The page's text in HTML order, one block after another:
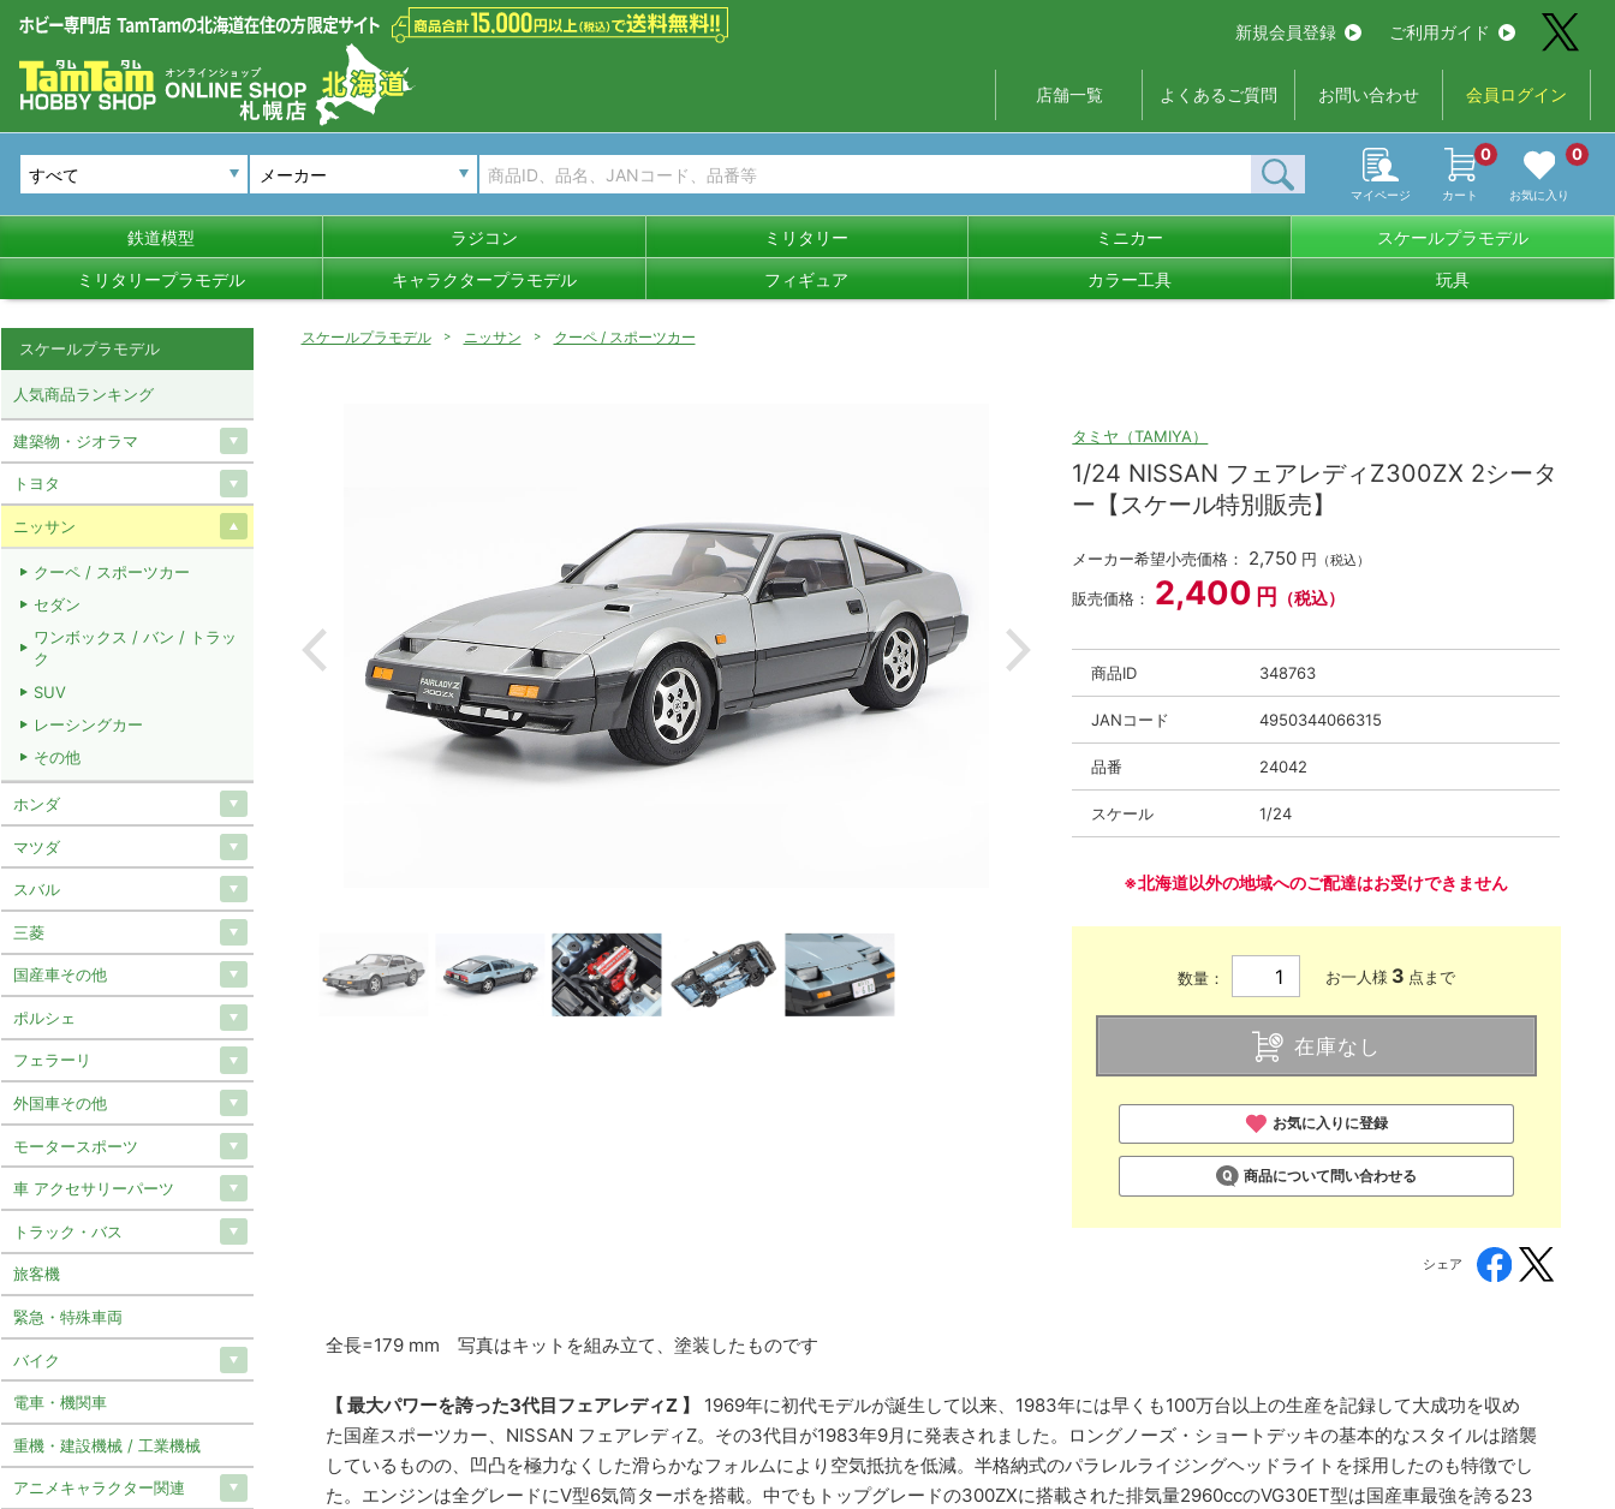
新規会員登録 ご利用ガイド
店舗一覧 よくあるご質問 お問い合わせ 会員ログイン
メーカー
マイページ カート
0
お気に入り
0
鉄道模型 ラジコン ミリタリー ミニカー スケールプラモデル
ミリタリープラモデル キャラクタープラモデル フィギュア カラー工具 玩具
スケールプラモデル ニッサン クーペ / スポーツカー
タミヤ（TAMIYA）
1/24 NISSAN フェアレディZ300ZX 2シータ
ー【スケール特別販売】
メーカー希望小売価格： 2,750 円 （税込）
販売価格： 2,400 円 （税込）
商品ID 348763
JANコード 4950344066315
品番 24042
スケール 1/24
※北海道以外の地域へのご配達はお受けできません
数量： お一人様 3 点まで
在庫なし
お気に入りに登録
商品について問い合わせる
シェア
全長=179 mm 写真はキットを組み立て、塗装したものです
【 最大パワーを誇った3代目フェアレディZ 】
1969年に初代モデルが誕生して以来、1983年には早くも100万台以上の生産を記録して大成功を収め
た国産スポーツカー、NISSAN フェアレディZ。その3代目が1983年9月に発表されました。ロングノーズ・ショートデッキの基本的なスタイルは踏襲
しているものの、凹凸を極力なくした滑らかなフォルムにより空気抵抗を低減。半格納式のパラレルライジングヘッドライトを採用したのも特徴でし
た。エンジンは全グレードにV型6気筒ターボを搭載。中でもトップグレードの300ZXに搭載された排気量2960ccのVG30ET型は国産車最強を誇る23
スケールプラモデル
人気商品ランキング
建築物・ジオラマ
トヨタ
ニッサン
クーペ / スポーツカー
セダン
ワンボックス / バン / トラッ
ク
SUV
レーシングカー
その他
ホンダ
マツダ
スバル
三菱
国産車その他
ポルシェ
フェラーリ
外国車その他
モータースポーツ
車 アクセサリーパーツ
トラック・バス
旅客機
緊急・特殊車両
バイク
電車・機関車
重機・建設機械 / 工業機械
アニメキャラクター関連